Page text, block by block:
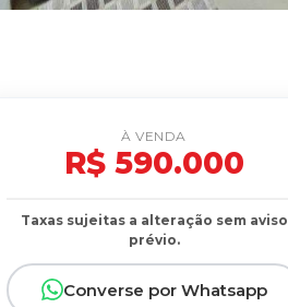
À VENDA
R$ 590.000
Taxas sujeitas a alteração sem aviso
prévio.
Converse por Whatsapp